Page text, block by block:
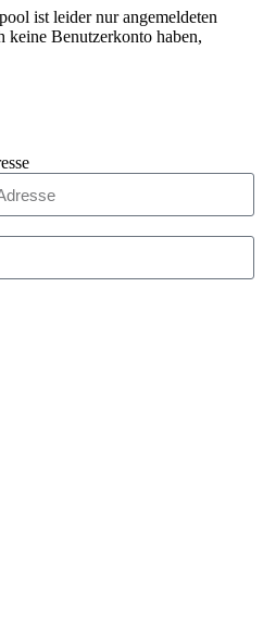
ist leider nur angemeldeten
keine Benutzerkonto haben,